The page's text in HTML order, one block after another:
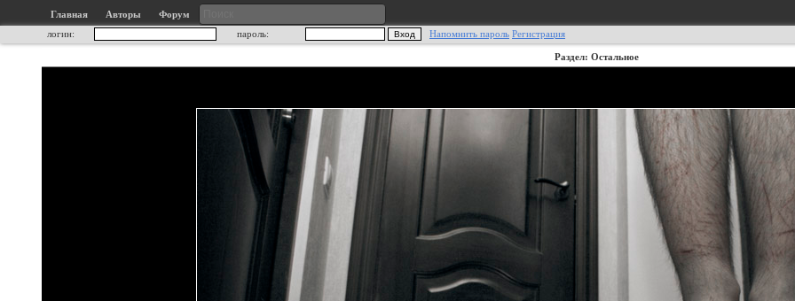
Главная Авторы
Форум
логин:
пароль: Напомнить пароль Регистрация
Раздел: Остальное